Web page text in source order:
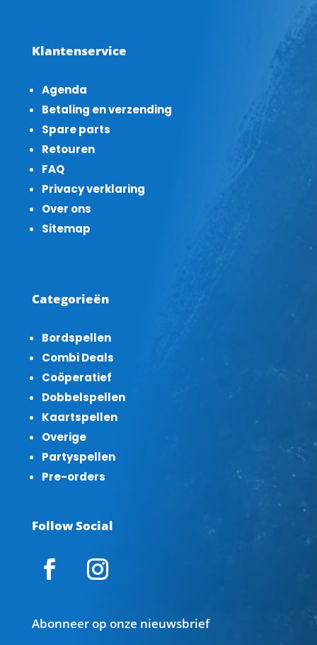
Klantenservice
Agenda
Betaling en verzending
Spare parts
Retouren
FAQ
Privacy verklaring
Over ons
Sitemap
Categorieën
Bordspellen
Combi Deals
Coöperatief
Dobbelspellen
Kaartspellen
Overige
Partyspellen
Pre-orders
Follow Social
Abonneer op onze nieuwsbrief